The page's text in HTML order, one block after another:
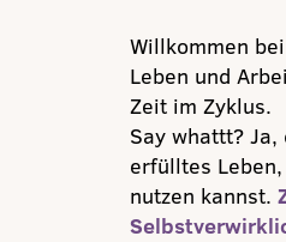
Willkommen
Leben und
Zeit im Zyklus.
Say whattt?
erfülltes
nutzen kannst.